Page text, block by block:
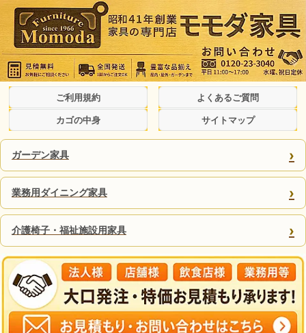
ご利用規約 よくあるご質問
カゴの中身 サイトマップ
ガーデン家具 ›
業務用ダイニング家具 ›
介護椅子・福祉施設用家具 ›